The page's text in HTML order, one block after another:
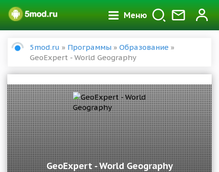
Меню
5mod.ru » Программы » Образование »
GeoExpert - World Geography
GeoExpert - World Geography